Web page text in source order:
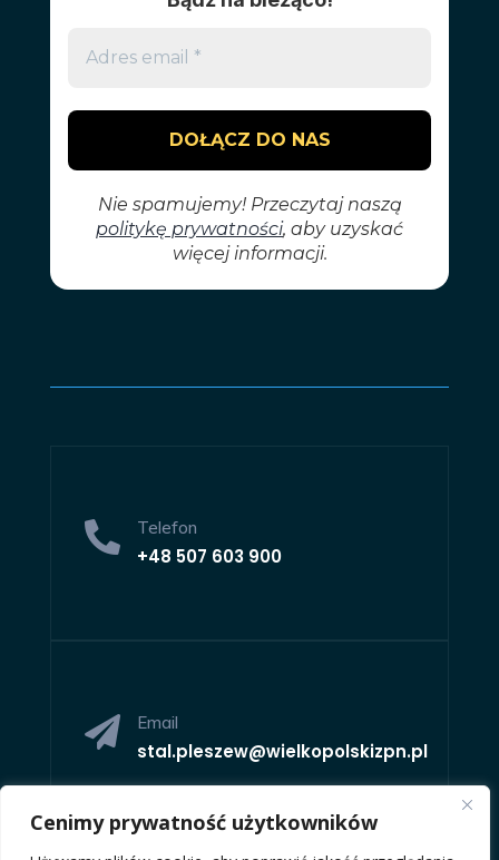
Cenimy prywatność użytkowników
 Telefon
+48 507 603 900
 Email
stal.pleszew@wielkopolskizpn.pl